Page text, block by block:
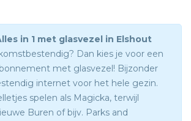
in 1 met glasvezel in Elshout
Dan kies je voor een
met glasvezel! Bijzonder
internet voor het hele gezin.
spelen als Magicka, terwijl
Buren of bijv. Parks and